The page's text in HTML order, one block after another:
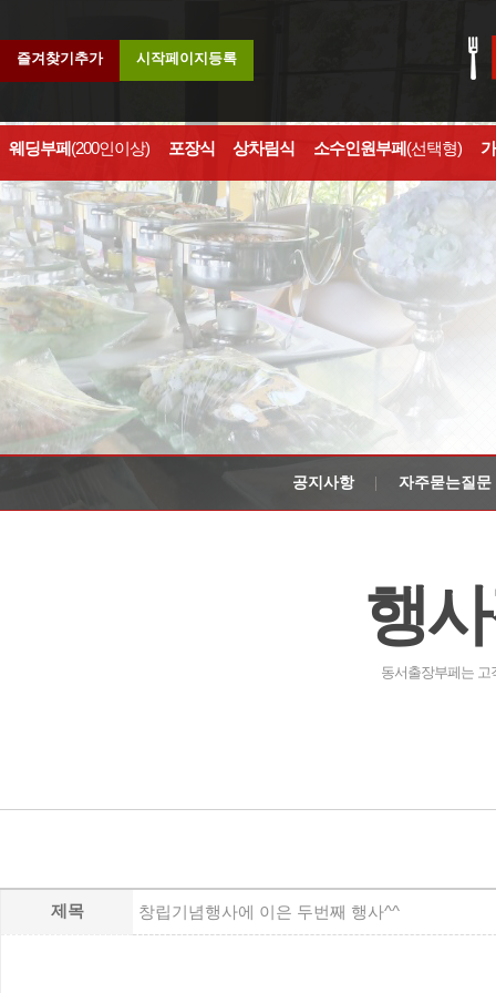
즐겨찾기추가 시작페이지등록
웨딩부페(200인이상) 포장식 상차림식 소수인원부페(선택형)
공지사항 자주묻는질문
행
동서출장부페는 고
제목 창립기념행사에 이은 두번째 행사^^